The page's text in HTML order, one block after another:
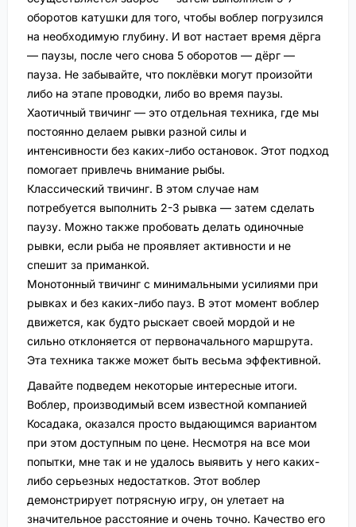
оборотов катушки для того, чтобы воблер погрузился
на необходимую глубину. И вот настает время дёрга
— паузы, после чего снова 5 оборотов — дёрг —
пауза. Не забывайте, что поклёвки могут произойти
либо на этапе проводки, либо во время паузы.
Хаотичный твичинг — это отдельная техника, где мы
постоянно делаем рывки разной силы и
интенсивности без каких-либо остановок. Этот подход
помогает привлечь внимание рыбы.
Классический твичинг. В этом случае нам
потребуется выполнить 2-3 рывка — затем сделать
паузу. Можно также пробовать делать одиночные
рывки, если рыба не проявляет активности и не
спешит за приманкой.
Монотонный твичинг с минимальными усилиями при
рывках и без каких-либо пауз. В этот момент воблер
движется, как будто рыскает своей мордой и не
сильно отклоняется от первоначального маршрута.
Эта техника также может быть весьма эффективной.
Давайте подведем некоторые интересные итоги.
Воблер, производимый всем известной компанией
Косадака, оказался просто выдающимся вариантом
при этом доступным по цене. Несмотря на все мои
попытки, мне так и не удалось выявить у него каких-
либо серьезных недостатков. Этот воблер
демонстрирует потрясную игру, он улетает на
значительное расстояние и очень точно. Качество его